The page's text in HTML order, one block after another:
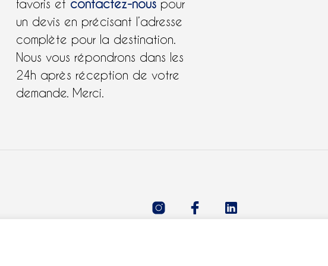
favoris et contactez-nous pour
un devis en précisant l’adresse
complète pour la destination.
Nous vous répondrons dans les
24h après réception de votre
demande. Merci.